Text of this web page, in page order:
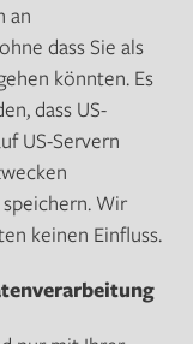
an
dass Sie als
könnten. Es
dass US-
US-Servern
Wir
keinen Einfluss.